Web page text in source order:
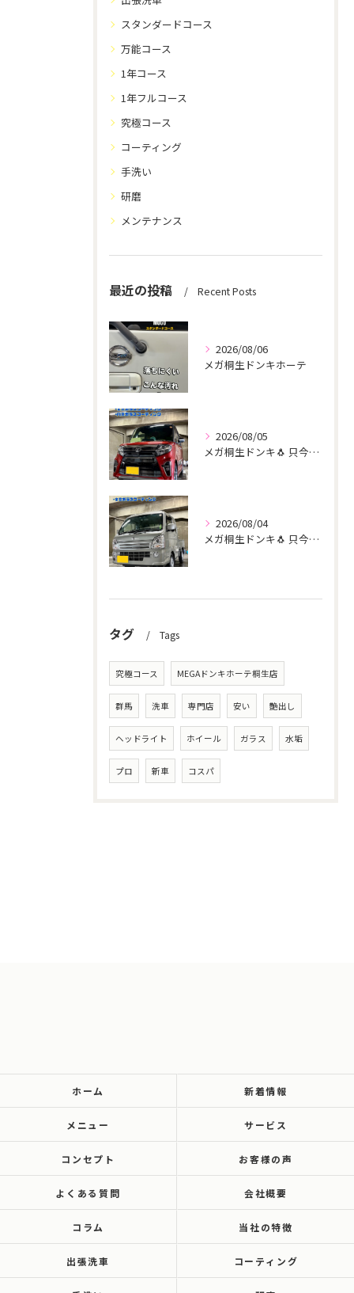
スタンダードコース
万能コース
1年コース
1年フルコース
究極コース
コーティング
手洗い
研磨
メンテナンス
最近の投稿 Recent Posts
2026/08/06
メガ桐生ドンキホーテ
2026/08/05
メガ桐生ドンキ🐧 只今イベント出店中🎶 タント リピーター様...
2026/08/04
メガ桐生ドンキ🐧 只今イベント出店中🎶 スーパーキャリー リ...
タグ Tags
究極コース MEGAドンキホーテ桐生店
群馬 洗車 専門店 安い 艶出し
ヘッドライト ホイール ガラス 水垢
プロ 新車 コスパ
ホーム 新着情報
メニュー サービス
コンセプト お客様の声
よくある質問 会社概要
コラム 当社の特徴
出張洗車 コーティング